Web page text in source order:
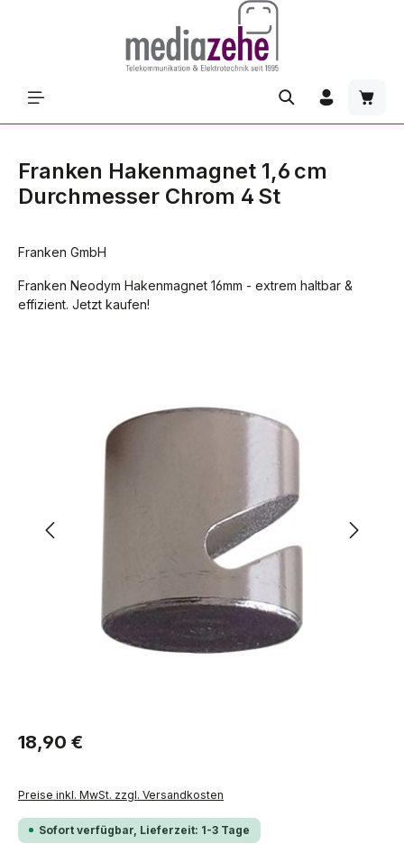
Franken Hakenmagnet 1,6 cm
Durchmesser Chrom 4 St
Franken GmbH
Franken Neodym Hakenmagnet 16mm - extrem haltbar &
effizient. Jetzt kaufen!
Regulärer Preis:
18,90 €
Preise inkl. MwSt. zzgl. Versandkosten
Sofort verfügbar, Lieferzeit: 1-3 Tage